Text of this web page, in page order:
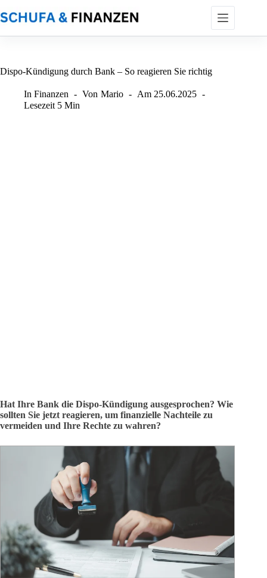
Inhalt
springen
Dispo-Kündigung durch Bank – So reagieren Sie richtig
In Finanzen Von Mario Am 25.06.2025
Lesezeit 5 Min
Hat Ihre Bank die Dispo-Kündigung ausgesprochen? Wie
sollten Sie jetzt reagieren, um finanzielle Nachteile zu
vermeiden und Ihre Rechte zu wahren?